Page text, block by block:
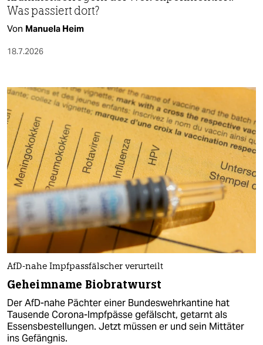
Was passiert dort?
Von Manuela Heim
18.7.2026
AfD-nahe Impfpassfälscher verurteilt
Geheimname Biobratwurst
Der AfD-nahe Pächter einer Bundeswehrkantine hat
Tausende Corona-Impfpässe gefälscht, getarnt als
Essensbestellungen. Jetzt müssen er und sein Mittäter
ins Gefängnis.